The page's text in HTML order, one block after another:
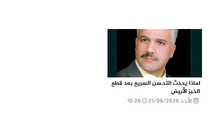
لماذا يحدث التحسن السريع بعد قطع
الخبز الأبيض
الأحد 21/06/2026